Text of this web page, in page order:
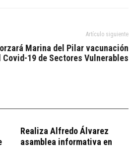
Artículo siguiente
Marina del Pilar vacunación
Covid-19 de Sectores Vulnerables
Realiza Alfredo Álvarez
asamblea informativa en